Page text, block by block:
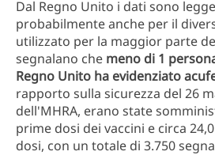
Dal Regno Unito i dati sono
probabilmente anche per il
utilizzato per la maggior parte
segnalano che meno di 1
Regno Unito ha evidenziato
rapporto sulla sicurezza del 26
dell'MHRA, erano state
prime dosi dei vaccini e circa
dosi, con un totale di 3.750